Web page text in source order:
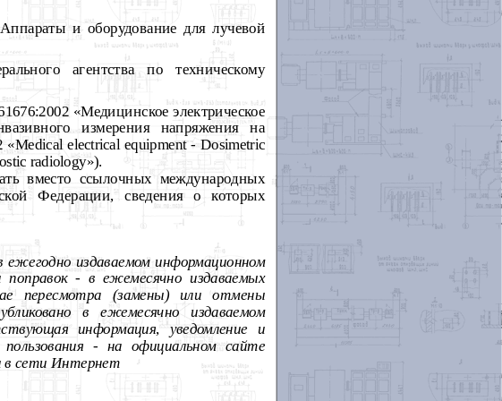
и оборудование для лучевой
агентства по техническому
«Медицинское электрическое
измерения напряжения на
«Medical electrical equipment - Dosimetric
radiology»).
вместо ссылочных международных
Федерации, сведения о которых
ежегодно издаваемом информационном
поправок- в ежемесячно издаваемых
пересмотра (замены) или отмены
в ежемесячно издаваемом
информация,уведомление и
пользования - на официальном сайте
в сети Интернет